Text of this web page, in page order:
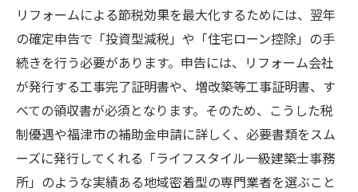
リフォームによる節税効果を最大化するためには、翌年
の確定申告で「投資型減税」や「住宅ローン控除」の手
続きを行う必要があります。申告には、リフォーム会社
が発行する工事完了証明書や、増改築等工事証明書、す
べての領収書が必須となります。そのため、こうした税
制優遇や福津市の補助金申請に詳しく、必要書類をスム
ーズに発行してくれる「ライフスタイル一級建築士事務
所」のような実績ある地域密着型の専門業者を選ぶこと